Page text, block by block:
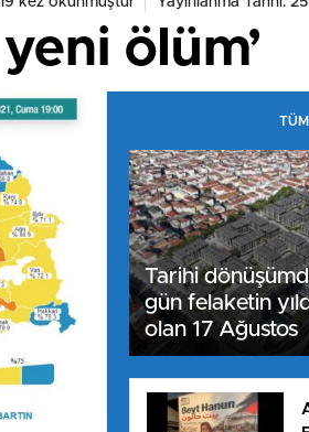
ölüm’
Tarihi
gün felaketin
olan 17 Ağustos